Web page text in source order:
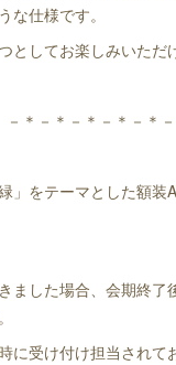
な仕様です。
としてお楽しみいただ
－＊－＊－＊－＊－＊－
」をテーマとした額装
ました場合、会期終了
に受け付け担当されて